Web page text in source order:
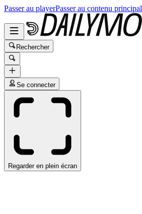
Passer au playerPasser au contenu principal
Rechercher
Se connecter
Regarder en plein écran